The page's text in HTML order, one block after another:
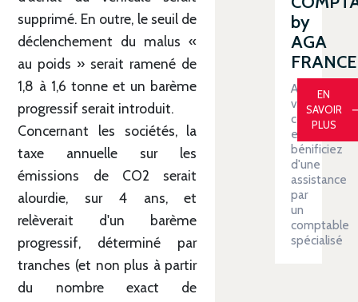
supprimé. En outre, le seuil de
déclenchement du malus «
au poids » serait ramené de
1,8 à 1,6 tonne et un barème
progressif serait introduit.
Concernant les sociétés, la
taxe annuelle sur les
émissions de CO2 serait
alourdie, sur 4 ans, et
relèverait d'un barème
progressif, déterminé par
tranches (et non plus à partir
du nombre exact de
by
AGA
FRANCE
Automatiser
votre
comptabilité
et
bénificiez
d'une
assistance
par
un
comptable
spécialisé
EN
SAVOIR
PLUS